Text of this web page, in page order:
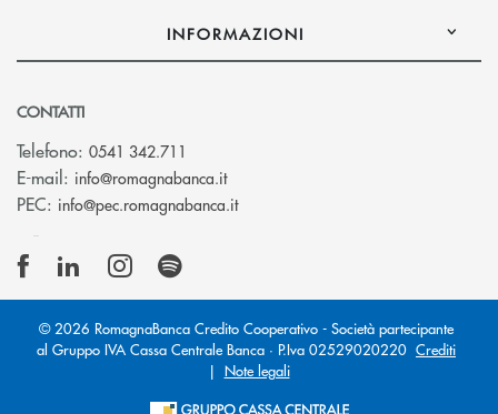
INFORMAZIONI
CONTATTI
Telefono: 0541 342.711
E-mail: info@romagnabanca.it(si apre l’app di posta elettronica)
PEC: info@pec.romagnabanca.it(si apre l’app di posta elettronica)
© 2026 RomagnaBanca Credito Cooperativo - Società partecipante
al Gruppo IVA Cassa Centrale Banca · P.Iva 02529020220 Crediti
| Note legali